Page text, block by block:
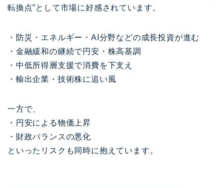
転換点”として市場に好感されています。
・防災・エネルギー・AI分野などの成長投資が進む
・金融緩和の継続で円安・株高基調
・中低所得層支援で消費を下支え
・輸出企業・技術株に追い風
一方で、
・円安による物価上昇
・財政バランスの悪化
といったリスクも同時に抱えています。